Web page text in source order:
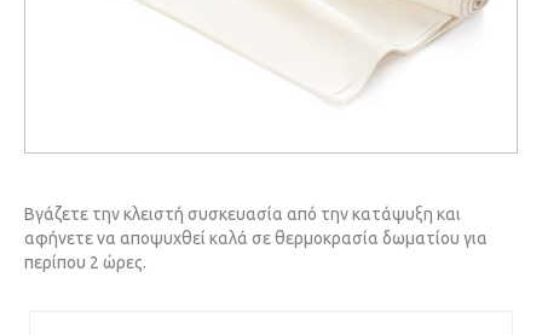
Βγάζετε την κλειστή συσκευασία από την κατάψυξη και
αφήνετε να αποψυχθεί καλά σε θερμοκρασία δωματίου για
περίπου 2 ώρες.